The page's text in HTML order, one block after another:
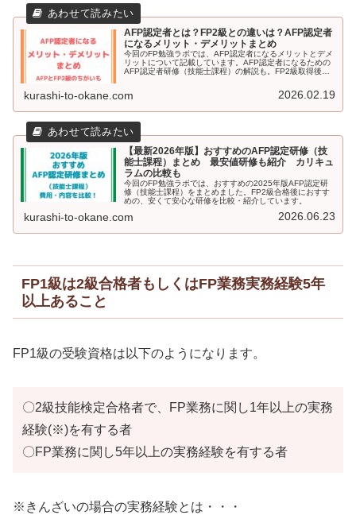
AFP認定者とは？FP2級との違いは？AFP認定者
になるメリット・デメリットまとめ
今回のFP勉強ラボでは、AFP認定者になるメリットとデメ
リットについて記載しています。AFP認定者になるための
AFP認定者研修（技能士課程）の解説も。FP2級取得後
kurashi-to-okane.com 2026.02.19
【最新2026年版】おすすめのAFP認定研修（技
能士課程）まとめ 最安値研修も紹介 カリキュ
ラムの比較も
今回のFP勉強ラボでは、おすすめの2025年版AFP認定研
修（技能士課程）をまとめました。FP2級合格後におすす
めの、安くて安心な研修を比較・紹介しています。
kurashi-to-okane.com 2026.06.23
FP1級は2級合格者もしくはFP業務実務経験5年
以上あること
FP1級の受験資格は以下のようになります。
〇2級技能検定合格者で、FP業務に関し1年以上の実務
経験(※)を有する者
〇FP業務に関し5年以上の実務経験を有する者
※きんざいの場合の実務経験とは・・・